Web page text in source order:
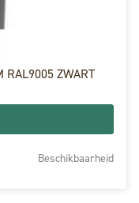
RAL9005 ZWART
Beschikbaarheid